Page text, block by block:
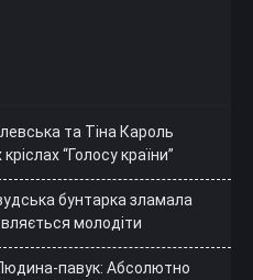
та Тіна Кароль
“Голосу країни”
бунтарка зламала
молодіти
павук: Абсолютно